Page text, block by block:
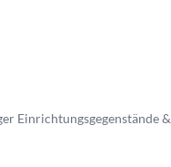
Einrichtungsgegenstände &